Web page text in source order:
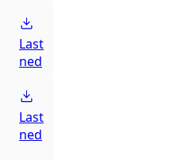
Last
ned
Last
ned